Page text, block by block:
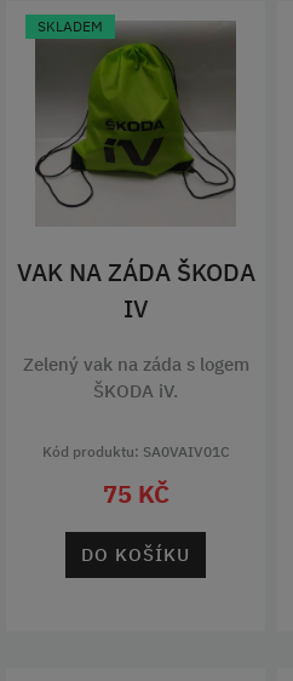
SKLADEM
VAK NA ZÁDA ŠKODA
IV
Zelený vak na záda s logem
ŠKODA iV.
Kód produktu: SA0VAIV01C
75 KČ
DO KOŠÍKU